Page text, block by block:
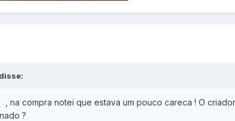
na compra notei que estava um pouco careca ! O
?